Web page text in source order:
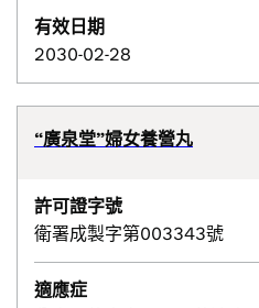
有效日期
2030-02-28
“廣泉堂”婦女養營丸
許可證字號
衛署成製字第003343號
適應症